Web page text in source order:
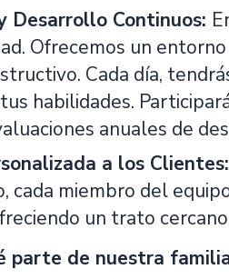
Desarrollo Continuos:
Ofrecemos un
Cada día,
habilidades.
anuales de
a los Clientes:
cada miembro del
un trato
parte de nuestra